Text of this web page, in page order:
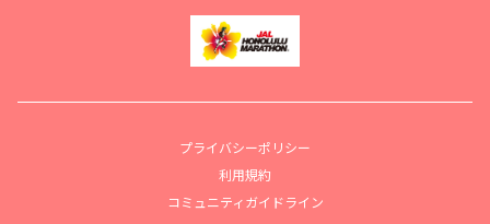
プライバシーポリシー
利用規約
コミュニティガイドライン